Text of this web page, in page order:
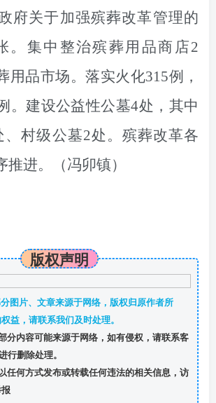
府关于加强殡葬改革管理的
。集中整治殡葬用品商店2
用品市场。落实火化315例，
。建设公益性公墓4处，其中
、村级公墓2处。殡葬改革各
推进。（冯卯镇）
版权声明
图片、文章来源于网络，版权归原作者所
益，请联系我们及时处理。
分内容可能来源于网络，如有侵权，请联系客
行删除处理。
任何方式发布或转载任何违法的相关信息，访